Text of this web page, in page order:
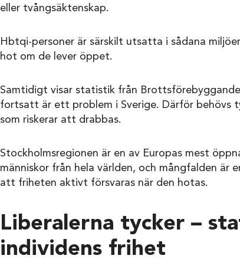
eller tvångsäktenskap.
Hbtqi-personer är särskilt utsatta i sådana
hot om de lever öppet.
Samtidigt visar statistik från
fortsatt är ett problem i Sverige. Därför behövs
som riskerar att drabbas.
Stockholmsregionen är en av Europas mest
människor från hela världen, och mångfalden
att friheten aktivt försvaras när den hotas.
Liberalerna tycker –
individens frihet